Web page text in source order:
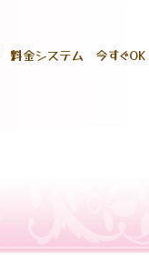
料金システム 今すぐOK